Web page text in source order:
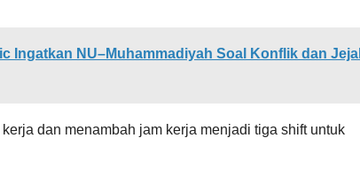
Ingatkan NU–Muhammadiyah Soal Konflik dan
dan menambah jam kerja menjadi tiga shift untuk